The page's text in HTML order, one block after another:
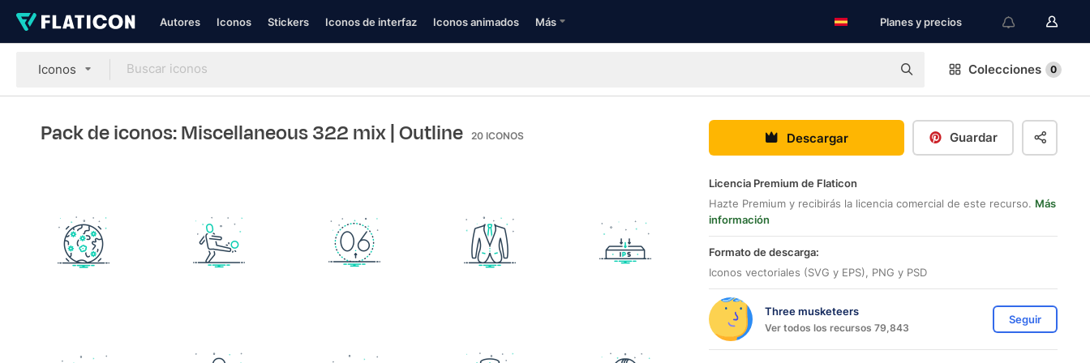
Autores Iconos Stickers Iconos de interfaz Iconos animados Más Planes y precios
Iconos Colecciones 0
Pack de iconos: Miscellaneous 322 mix| Outline 20 ICONOS Descargar Guardar
Licencia Premium de Flaticon
Hazte Premium y recibirás la licencia comercial de este recurso. Más
información
Formato de descarga:
Iconos vectoriales (SVG y EPS), PNG y PSD
Three musketeers
Ver todos los recursos 79,843
Seguir